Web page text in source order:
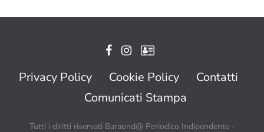
Privacy Policy Cookie Policy
Contatti
Comunicati Stampa
Tutti i diritti riservati Baraond@ Periodico Indipendente -